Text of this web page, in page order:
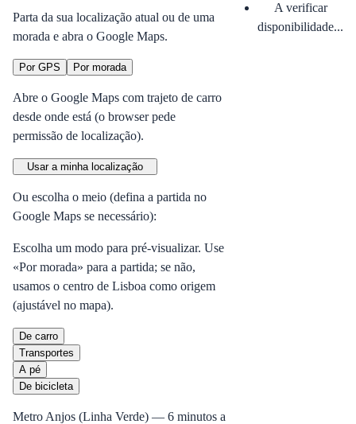
Parta da sua localização atual ou de uma
morada e abra o Google Maps.
Por GPS Por morada
Abre o Google Maps com trajeto de carro
desde onde está (o browser pede
permissão de localização).
Usar a minha localização
Ou escolha o meio (defina a partida no
Google Maps se necessário):
Escolha um modo para pré-visualizar. Use
«Por morada» para a partida; se não,
usamos o centro de Lisboa como origem
(ajustável no mapa).
De carro
Transportes
A pé
De bicicleta
Metro Anjos (Linha Verde) — 6 minutos a
A verificar
disponibilidade...